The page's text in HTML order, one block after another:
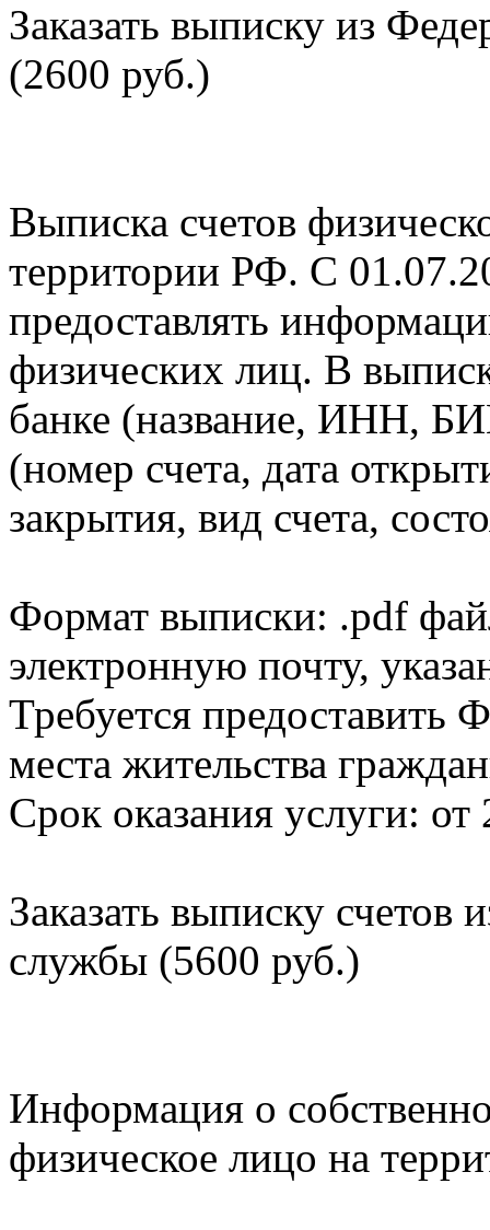
Заказать выписку из
(2600 руб.)
Выписка счетов
территории РФ. С
предоставлять
физических лиц. В
банке (название, ИНН,
(номер счета, дата
закрытия, вид счета,
Формат выписки: .pdf
электронную почту,
Требуется
места жительства
Срок оказания услуги: от
Заказать выписку счетов
службы (5600 руб.)
Информация о
физическое лицо на